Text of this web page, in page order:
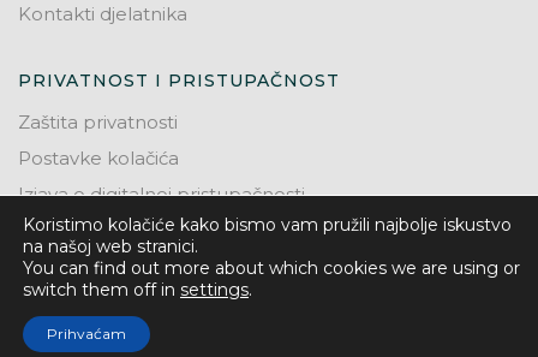
Kontakti djelatnika
PRIVATNOST I PRISTUPAČNOST
Zaštita privatnosti
Postavke kolačića
Izjava o digitalnoj pristupačnosti
Koristimo kolačiće kako bismo vam pružili najbolje iskustvo
na našoj web stranici.
You can find out more about which cookies we are using or
switch them off in settings.
Prihvaćam